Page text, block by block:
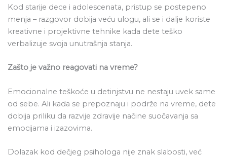
Kod starije dece i adolescenata, pristup se postepeno
menja – razgovor dobija veću ulogu, ali se i dalje koriste
kreativne i projektivne tehnike kada dete teško
verbalizuje svoja unutrašnja stanja.
Zašto je važno reagovati na vreme?
Emocionalne teškoće u detinjstvu ne nestaju uvek same
od sebe. Ali kada se prepoznaju i podrže na vreme, dete
dobija priliku da razvije zdravije načine suočavanja sa
emocijama i izazovima.
Dolazak kod dečjeg psihologa nije znak slabosti, već